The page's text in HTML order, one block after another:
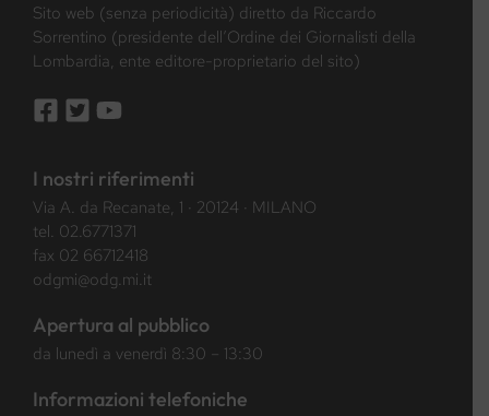
Sito web (senza periodicità) diretto da Riccardo
Sorrentino (presidente dell’Ordine dei Giornalisti della
Lombardia, ente editore-proprietario del sito)
I nostri riferimenti
Via A. da Recanate, 1 · 20124 · MILANO
tel. 02.6771371
fax 02 66712418
odgmi@odg.mi.it
Apertura al pubblico
da lunedì a venerdì 8:30 – 13:30
Informazioni telefoniche